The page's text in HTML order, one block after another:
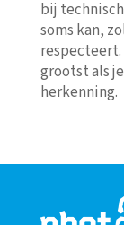
bij
soms kan,
grootst als
herkenning.